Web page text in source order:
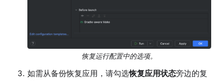
恢复运行配置中的选项。
如需从备份恢复应用，请勾选恢复应用状态旁边的复